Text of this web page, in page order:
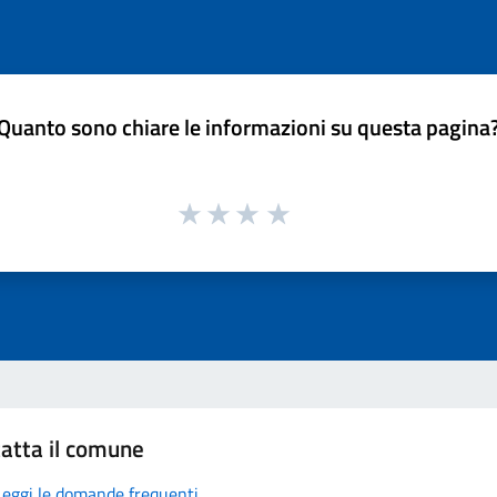
sono chiare le informazioni su questa
il comune